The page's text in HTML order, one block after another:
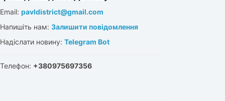
Email: pavldistrict@gmail.com
Напишіть нам: Залишити повідомлення
Надіслати новину: Telegram Bot
Телефон: +380975697356